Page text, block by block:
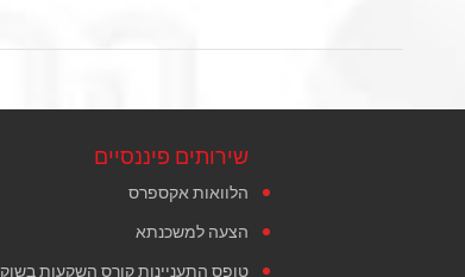
שירותים פיננסיים
הלוואות אקספרס
הצעה למשכנתא
טופס התעניינות קורס השקעות בשוק